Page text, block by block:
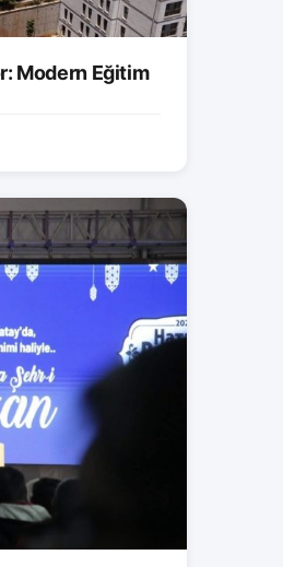
Modern Eğitim